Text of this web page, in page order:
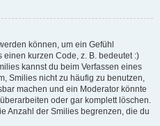
können, um ein Gefühl
kurzen Code, z. B. bedeutet :)
kannst du beim Verfassen eines
Smilies nicht zu häufig zu benutzen,
machen und ein Moderator könnte
oder gar komplett löschen.
Anzahl der Smilies begrenzen, die du